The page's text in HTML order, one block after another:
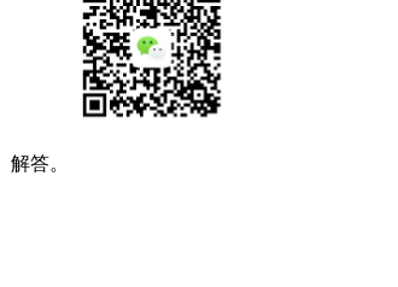
答。